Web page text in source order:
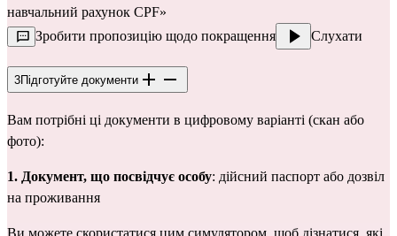
навчальний рахунок CPF»
Зробити пропозицію щодо покращення
Слухати
3Підготуйте документи
Вам потрібні ці документи в цифровому варіанті (скан або
фото):
1. Документ, що посвідчує особу: дійсний паспорт або дозвіл
на проживання
Ви можете скористатися цим симулятором , щоб дізнатися, які